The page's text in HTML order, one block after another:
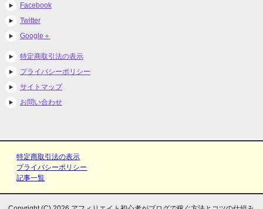
Facebook
Twitter
Google＋
特定商取引法の表示
プライバシーポリシー
サイトマップ
お問い合わせ
特定商取引法の表示
プライバシーポリシー
記事一覧